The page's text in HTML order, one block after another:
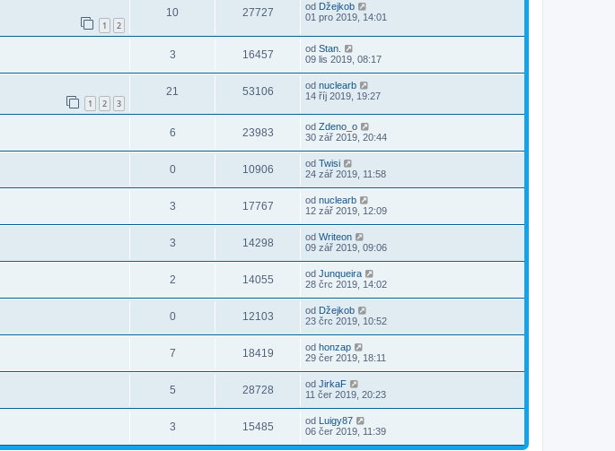
1 2
10 27727 od Džejkob
01 pro 2019, 14:01
3 16457 od Stan.
09 lis 2019, 08:17
1 2 3
21 53106 od nuclearb
14 říj 2019, 19:27
6 23983 od Zdeno_o
30 zář 2019, 20:44
0 10906 od Twisi
24 zář 2019, 11:58
3 17767 od nuclearb
12 zář 2019, 12:09
3 14298 od Writeon
09 zář 2019, 09:06
2 14055 od Junqueira
28 črc 2019, 14:02
0 12103 od Džejkob
23 črc 2019, 10:52
7 18419 od honzap
29 čer 2019, 18:11
5 28728 od JirkaF
11 čer 2019, 20:23
3 15485 od
Luigy87
06 čer 2019, 11:39